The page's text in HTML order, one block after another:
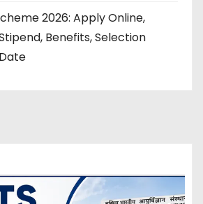
2026: Apply Online,
Stipend, Benefits, Selection